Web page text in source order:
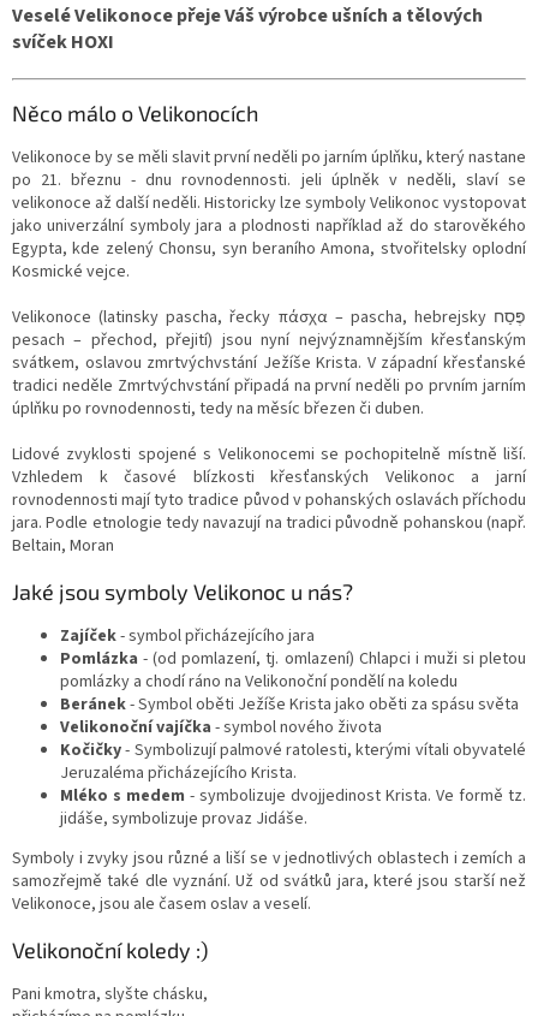
Veselé Velikonoce přeje Váš výrobce ušních a tělových
svíček HOXI
Něco málo o Velikonocích
Velikonoce by se měli slavit první neděli po jarním úplňku, který nastane
po 21. březnu - dnu rovnodennosti. jeli úplněk v neděli, slaví se
velikonoce až další neděli. Historicky lze symboly Velikonoc vystopovat
jako univerzální symboly jara a plodnosti například až do starověkého
Egypta, kde zelený Chonsu, syn beraního Amona, stvořitelsky oplodní
Kosmické vejce.
Velikonoce (latinsky pascha, řecky πάσχα – pascha, hebrejsky פֶּסַח‎‎
pesach – přechod, přejití) jsou nyní nejvýznamnějším křesťanským
svátkem, oslavou zmrtvýchvstání Ježíše Krista. V západní křesťanské
tradici neděle Zmrtvýchvstání připadá na první neděli po prvním jarním
úplňku po rovnodennosti, tedy na měsíc březen či duben.
Lidové zvyklosti spojené s Velikonocemi se pochopitelně místně liší.
Vzhledem k časové blízkosti křesťanských Velikonoc a jarní
rovnodennosti mají tyto tradice původ v pohanských oslavách příchodu
jara. Podle etnologie tedy navazují na tradici původně pohanskou (např.
Beltain, Moran
Jaké jsou symboly Velikonoc u nás?
Zajíček- symbol přicházejícího jara
Pomlázka - (od pomlazení, tj. omlazení) Chlapci i muži si pletou
pomlázky a chodí ráno na Velikonoční pondělí na koledu
Beránek- Symbol oběti Ježíše Krista jako oběti za spásu světa
Velikonoční vajíčka - symbol nového života
Kočičky- Symbolizují palmové ratolesti, kterými vítali obyvatelé
Jeruzaléma přicházejícího Krista.
Mléko s medem - symbolizuje dvojjedinost Krista. Ve formě tz.
jidáše, symbolizuje provaz Jidáše.
Symboly i zvyky jsou různé a liší se v jednotlivých oblastech i zemích a
samozřejmě také dle vyznání. Už od svátků jara, které jsou starší než
Velikonoce, jsou ale časem oslav a veselí.
Velikonoční koledy :)
Pani kmotra, slyšte chásku,